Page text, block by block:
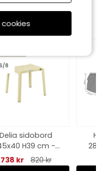
tillbehör
8
Delia sidobord
H39 cm -
lemon
738 kr 820 kr